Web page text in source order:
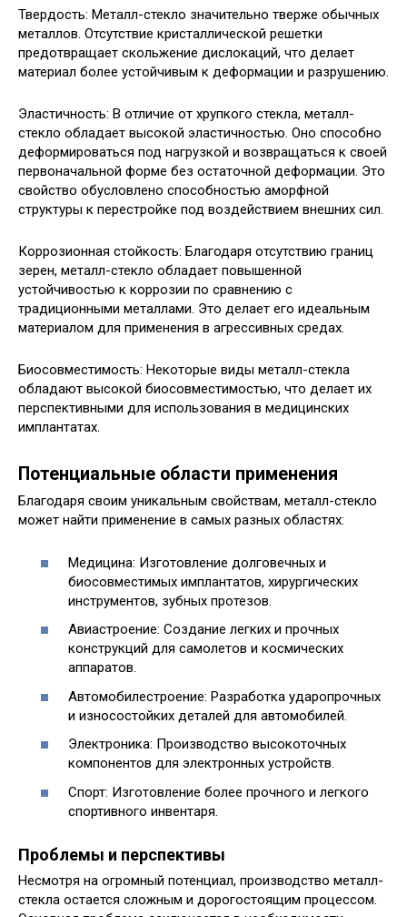
Твердость: Металл-стекло значительно тверже обычных
металлов. Отсутствие кристаллической решетки
предотвращает скольжение дислокаций, что делает
материал более устойчивым к деформации и разрушению.
Эластичность: В отличие от хрупкого стекла, металл-
стекло обладает высокой эластичностью. Оно способно
деформироваться под нагрузкой и возвращаться к своей
первоначальной форме без остаточной деформации. Это
свойство обусловлено способностью аморфной
структуры к перестройке под воздействием внешних сил.
Коррозионная стойкость: Благодаря отсутствию границ
зерен, металл-стекло обладает повышенной
устойчивостью к коррозии по сравнению с
традиционными металлами. Это делает его идеальным
материалом для применения в агрессивных средах.
Биосовместимость: Некоторые виды металл-стекла
обладают высокой биосовместимостью, что делает их
перспективными для использования в медицинских
имплантатах.
Потенциальные области применения
Благодаря своим уникальным свойствам, металл-стекло
может найти применение в самых разных областях:
Медицина: Изготовление долговечных и
биосовместимых имплантатов, хирургических
инструментов, зубных протезов.
Авиастроение: Создание легких и прочных
конструкций для самолетов и космических
аппаратов.
Автомобилестроение: Разработка ударопрочных
и износостойких деталей для автомобилей.
Электроника: Производство высокоточных
компонентов для электронных устройств.
Спорт: Изготовление более прочного и легкого
спортивного инвентаря.
Проблемы и перспективы
Несмотря на огромный потенциал, производство металл-
стекла остается сложным и дорогостоящим процессом.